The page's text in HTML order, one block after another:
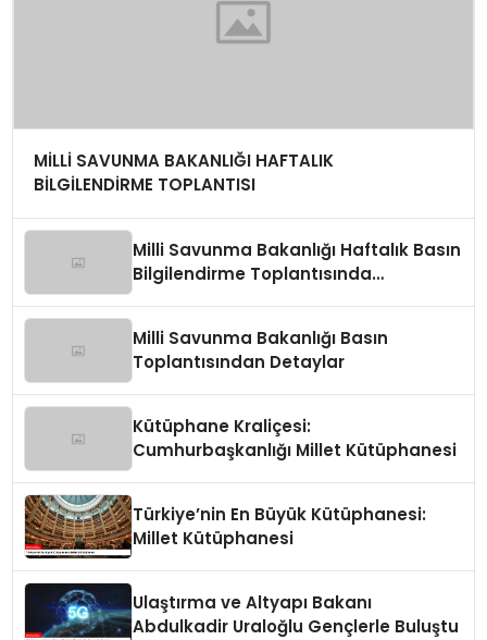
MİLLİ SAVUNMA BAKANLIĞI HAFTALIK
BİLGİLENDİRME TOPLANTISI
Milli Savunma Bakanlığı Haftalık Basın
Bilgilendirme Toplantısında
Milli Savunma Bakanlığı Basın
Toplantısından Detaylar
Kütüphane Kraliçesi:
Cumhurbaşkanlığı Millet Kütüphanesi
Türkiye’nin En Büyük Kütüphanesi:
Millet Kütüphanesi
Ulaştırma ve Altyapı Bakanı
Abdulkadir Uraloğlu Gençlerle Buluştu